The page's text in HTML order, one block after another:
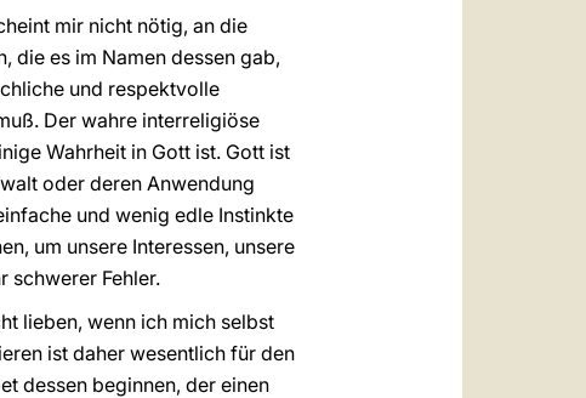
mir nicht nötig, an die
die es im Namen dessen gab,
und respektvolle
Der wahre interreligiöse
Wahrheit in Gott ist. Gott ist
oder deren Anwendung
und wenig edle Instinkte
um unsere Interessen, unsere
schwerer Fehler.
lieben, wenn ich mich selbst
ist daher wesentlich für den
dessen beginnen, der einen